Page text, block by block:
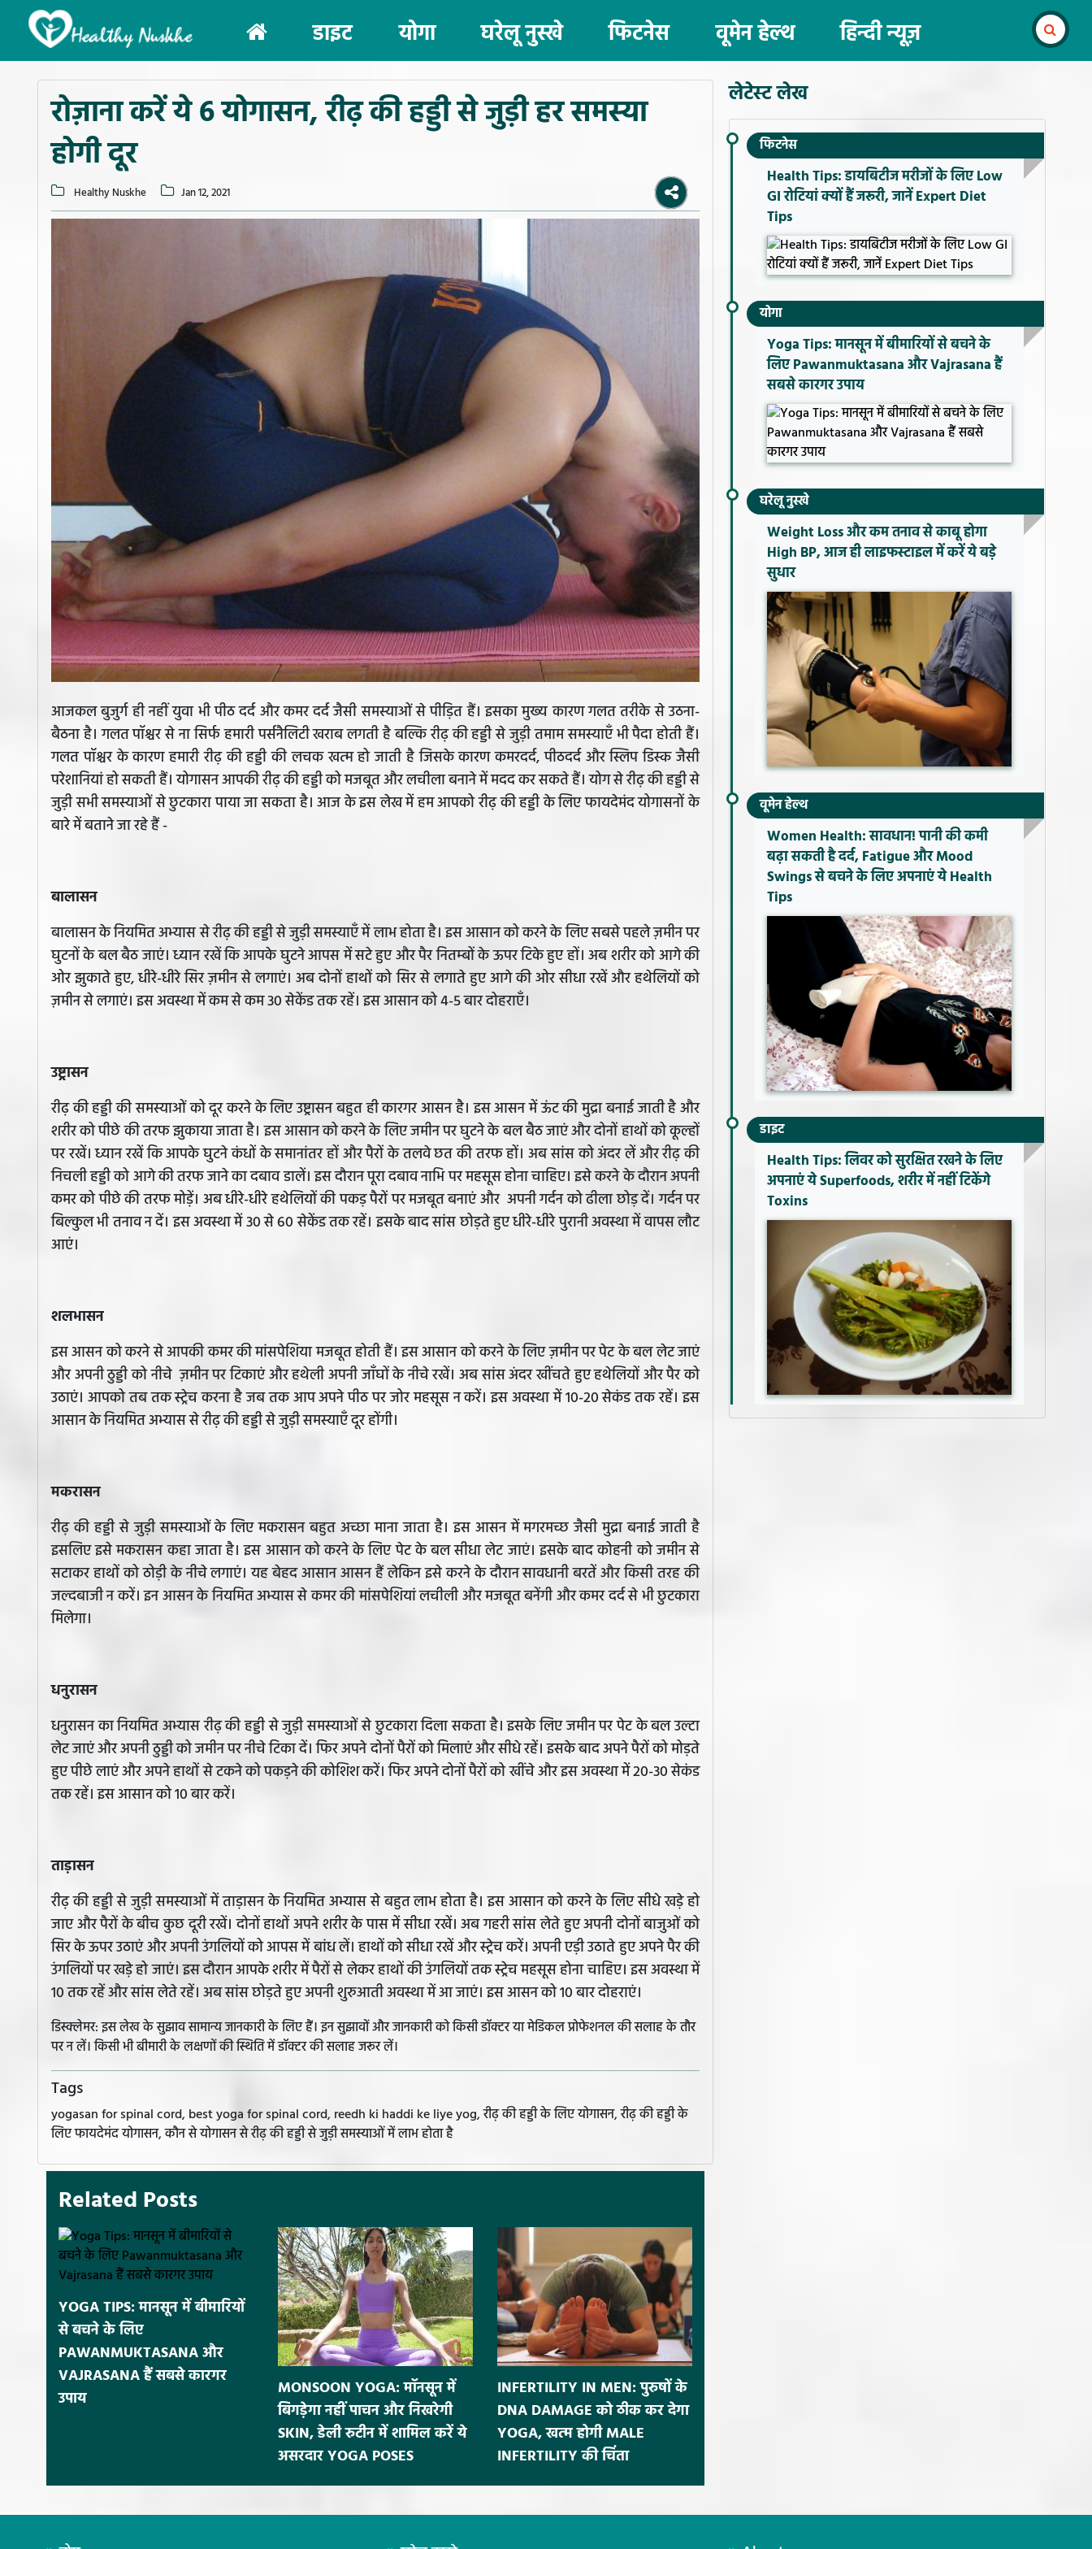
(current)
डाइट योगा घरेलू नुस्खे फिटनेस वूमेन हेल्थ हिन्दी न्यूज़
रोज़ाना करें ये 6 योगासन, रीढ़ की हड्डी से जुड़ी हर समस्या
होगी दूर
Healthy Nuskhe Jan 12, 2021
आजकल बुजुर्ग ही नहीं युवा भी पीठ दर्द और कमर दर्द जैसी समस्याओं से पीड़ित हैं। इसका मुख्य कारण गलत तरीके से उठना-
बैठना है। गलत पॉश्चर से ना सिर्फ हमारी पर्सनैलिटी खराब लगती है बल्कि रीढ़ की हड्डी से जुड़ी तमाम समस्याएँ भी पैदा होती हैं।
गलत पॉश्चर के कारण हमारी रीढ़ की हड्डी की लचक खत्म हो जाती है जिसके कारण कमरदर्द, पीठदर्द और स्लिप डिस्क जैसी
परेशानियां हो सकती हैं। योगासन आपकी रीढ़ की हड्डी को मजबूत और लचीला बनाने में मदद कर सकते हैं। योग से रीढ़ की हड्डी से
जुड़ी सभी समस्याओं से छुटकारा पाया जा सकता है। आज के इस लेख में हम आपको रीढ़ की हड्डी के लिए फायदेमंद योगासनों के
बारे में बताने जा रहे हैं -
बालासन
बालासन के नियमित अभ्यास से रीढ़ की हड्डी से जुड़ी समस्याएँ में लाभ होता है। इस आसान को करने के लिए सबसे पहले ज़मीन पर
घुटनों के बल बैठ जाएं। ध्यान रखें कि आपके घुटने आपस में सटे हुए और पैर नितम्बों के ऊपर टिके हुए हों। अब शरीर को आगे की
ओर झुकाते हुए, धीरे-धीरे सिर ज़मीन से लगाएं। अब दोनों हाथों को सिर से लगाते हुए आगे की ओर सीधा रखें और हथेलियों को
ज़मीन से लगाएं। इस अवस्था में कम से कम 30 सेकेंड तक रहें। इस आसान को 4-5 बार दोहराएँ।
उष्ट्रासन
रीढ़ की हड्डी की समस्याओं को दूर करने के लिए उष्ट्रासन बहुत ही कारगर आसन है। इस आसन में ऊंट की मुद्रा बनाई जाती है और
शरीर को पीछे की तरफ झुकाया जाता है। इस आसान को करने के लिए जमीन पर घुटने के बल बैठ जाएं और दोनों हाथों को कूल्हों
पर रखें। ध्यान रखें कि आपके घुटने कंधों के समानांतर हों और पैरों के तलवे छत की तरफ हों। अब सांस को अंदर लें और रीढ़ की
निचली हड्डी को आगे की तरफ जाने का दबाव डालें। इस दौरान पूरा दबाव नाभि पर महसूस होना चाहिए। इसे करने के दौरान अपनी
कमर को पीछे की तरफ मोड़ें। अब धीरे-धीरे हथेलियों की पकड़ पैरों पर मजबूत बनाएं और अपनी गर्दन को ढीला छोड़ दें। गर्दन पर
बिल्कुल भी तनाव न दें। इस अवस्था में 30 से 60 सेकेंड तक रहें। इसके बाद सांस छोड़ते हुए धीरे-धीरे पुरानी अवस्था में वापस लौट
आएं।
शलभासन
इस आसन को करने से आपकी कमर की मांसपेशिया मजबूत होती हैं। इस आसान को करने के लिए ज़मीन पर पेट के बल लेट जाएं
और अपनी ठुड्डी को नीचे ज़मीन पर टिकाएं और हथेली अपनी जाँघों के नीचे रखें। अब सांस अंदर खींचते हुए हथेलियों और पैर को
उठाएं। आपको तब तक स्ट्रेच करना है जब तक आप अपने पीठ पर जोर महसूस न करें। इस अवस्था में 10-20 सेकंड तक रहें। इस
आसान के नियमित अभ्यास से रीढ़ की हड्डी से जुड़ी समस्याएँ दूर होंगी।
मकरासन
रीढ़ की हड्डी से जुड़ी समस्याओं के लिए मकरासन बहुत अच्छा माना जाता है। इस आसन में मगरमच्छ जैसी मुद्रा बनाई जाती है
इसलिए इसे मकरासन कहा जाता है। इस आसान को करने के लिए पेट के बल सीधा लेट जाएं। इसके बाद कोहनी को जमीन से
सटाकर हाथों को ठोड़ी के नीचे लगाएं। यह बेहद आसान आसन हैं लेकिन इसे करने के दौरान सावधानी बरतें और किसी तरह की
जल्दबाजी न करें। इन आसन के नियमित अभ्यास से कमर की मांसपेशियां लचीली और मजबूत बनेंगी और कमर दर्द से भी छुटकारा
मिलेगा।
धनुरासन
धनुरासन का नियमित अभ्यास रीढ़ की हड्डी से जुड़ी समस्याओं से छुटकारा दिला सकता है। इसके लिए जमीन पर पेट के बल उल्टा
लेट जाएं और अपनी ठुड्डी को जमीन पर नीचे टिका दें। फिर अपने दोनों पैरों को मिलाएं और सीधे रहें। इसके बाद अपने पैरों को मोड़ते
हुए पीछे लाएं और अपने हाथों से टकने को पकड़ने की कोशिश करें। फिर अपने दोनों पैरों को खींचे और इस अवस्था में 20-30 सेकंड
तक रहें। इस आसान को 10 बार करें।
ताड़ासन
रीढ़ की हड्डी से जुड़ी समस्याओं में ताड़ासन के नियमित अभ्यास से बहुत लाभ होता है। इस आसान को करने के लिए सीधे खड़े हो
जाए और पैरों के बीच कुछ दूरी रखें। दोनों हाथों अपने शरीर के पास में सीधा रखें। अब गहरी सांस लेते हुए अपनी दोनों बाजुओं को
सिर के ऊपर उठाएं और अपनी उंगलियों को आपस में बांध लें। हाथों को सीधा रखें और स्ट्रेच करें। अपनी एड़ी उठाते हुए अपने पैर की
उंगलियों पर खड़े हो जाएं। इस दौरान आपके शरीर में पैरों से लेकर हाथों की उंगलियों तक स्ट्रेच महसूस होना चाहिए। इस अवस्था में
10 तक रहें और सांस लेते रहें। अब सांस छोड़ते हुए अपनी शुरुआती अवस्था में आ जाएं। इस आसन को 10 बार दोहराएं।
डिस्क्लेमर: इस लेख के सुझाव सामान्य जानकारी के लिए हैं। इन सुझावों और जानकारी को किसी डॉक्टर या मेडिकल प्रोफेशनल की सलाह के तौर
पर न लें। किसी भी बीमारी के लक्षणों की स्थिति में डॉक्टर की सलाह जरूर लें।
Tags
yogasan for spinal cord, best yoga for spinal cord, reedh ki haddi ke liye yog, रीढ़ की हड्डी के लिए योगासन, रीढ़ की हड्डी के
लिए फायदेमंद योगासन, कौन से योगासन से रीढ़ की हड्डी से जुड़ी समस्याओं में लाभ होता है
Related Posts
YOGA TIPS: मानसून में बीमारियों
से बचने के लिए
PAWANMUKTASANA और
VAJRASANA हैं सबसे कारगर
उपाय
MONSOON YOGA: मॉनसून में
बिगड़ेगा नहीं पाचन और निखरेगी
SKIN, डेली रुटीन में शामिल करें ये
असरदार YOGA POSES
INFERTILITY IN MEN: पुरुषों के
DNA DAMAGE को ठीक कर देगा
YOGA, खत्म होगी MALE
INFERTILITY की चिंता
लेटेस्ट लेख
फिटनेस
Health Tips: डायबिटीज मरीजों के लिए Low
GI रोटियां क्यों हैं जरूरी, जानें Expert Diet
Tips
योगा
Yoga Tips: मानसून में बीमारियों से बचने के
लिए Pawanmuktasana और Vajrasana हैं
सबसे कारगर उपाय
घरेलू नुस्खे
Weight Loss और कम तनाव से काबू होगा
High BP, आज ही लाइफस्टाइल में करें ये बड़े
सुधार
वूमेन हेल्थ
Women Health: सावधान! पानी की कमी
बढ़ा सकती है दर्द, Fatigue और Mood
Swings से बचने के लिए अपनाएं ये Health
Tips
डाइट
Health Tips: लिवर को सुरक्षित रखने के लिए
अपनाएं ये Superfoods, शरीर में नहीं टिकेंगे
Toxins